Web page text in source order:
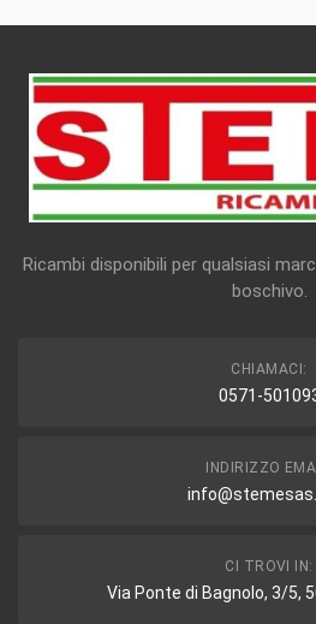
Ricambi disponibili per qualsiasi
boschivo.
CHIAMACI:
0571-
INDIRIZZO
CI TROVI IN:
Via Ponte di Bagnolo, 3/5,